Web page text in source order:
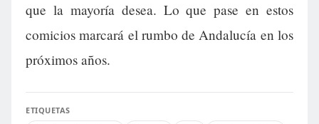
que la mayoría desea. Lo que pase en estos
comicios marcará el rumbo de Andalucía en los
próximos años.
ETIQUETAS